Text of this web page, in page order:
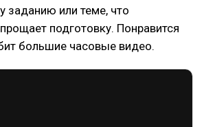
заданию или теме, что
подготовку. Понравится
большие часовые видео.